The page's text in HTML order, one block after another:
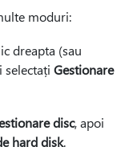
moduri:
dreapta (sau
selectați Gestionare
disc, apoi
hard disk.